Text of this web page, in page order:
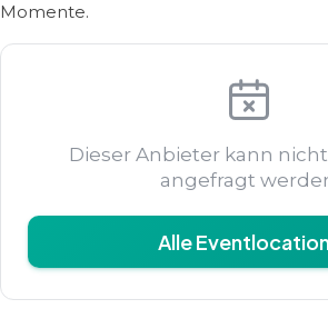
Momente.
Dieser Anbieter kann
angefragt
Alle